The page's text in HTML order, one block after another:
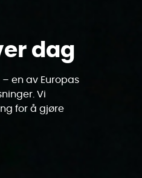
dag
en av Europas
Vi
for å gjøre